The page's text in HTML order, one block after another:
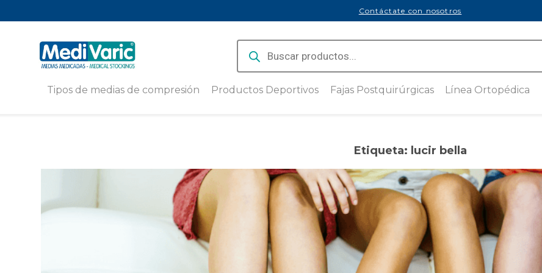
Products
search
Tipos de medias de compresión
Medias de compresión alta (20-
Productos Deportivos
deportiva Unisex
Medias de Compresión
Deportiva Calcetín Medivaric
PACK X 3 | Calceta de uso
diario y running en Hilado con
Fajas Postquirúrgicas
cremallera lateral
Faja Postquirúrgica con
Cremallera Frontal
Faja Postquirúrgica Ajustable
Faja Postquirúrgica Strapless
Brasier Postquirúrgico
Ajustable
Línea Ortopédica
Rodillera Abierta con Refuerzo
Estabilizador de Rodilla
Rodillera Cerrada con Bandas
en Espiral
Contáctate con nosotros
Etiqueta: lucir bella